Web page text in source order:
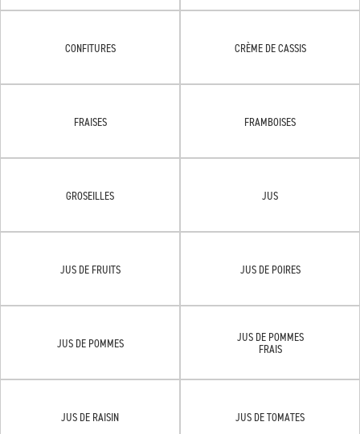
CONFITURES CRÈME DE CASSIS
FRAISES FRAMBOISES
GROSEILLES JUS
JUS DE FRUITS JUS DE POIRES
JUS DE POMMES
JUS DE POMMES
FRAIS
JUS DE RAISIN JUS DE TOMATES